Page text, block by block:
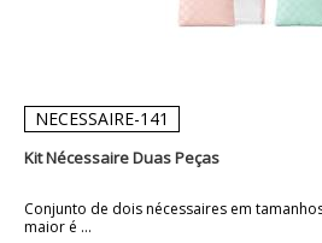
NECESSAIRE-141
Kit Nécessaire Duas Peças
Conjunto de dois nécessaires em
maior é ...